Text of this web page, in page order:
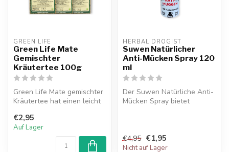
GREEN LIFE
Green Life Mate
Gemischter
Kräutertee 100g
Green Life Mate gemischter
Kräutertee hat einen leicht
€2,95
Auf Lager
HERBAL DROGIST
Suwen Natürlicher
Anti-Mücken Spray 120
ml
Der Suwen Natürliche Anti-
Mücken Spray bietet
€4,95 €1,95
Nicht auf Lager